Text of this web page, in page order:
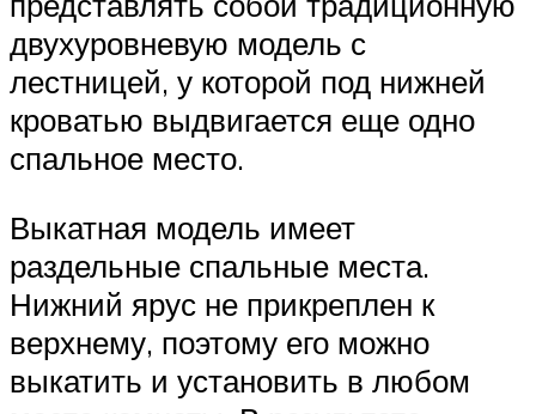
двухуровневую модель с
лестницей, у которой под нижней
кроватью выдвигается еще одно
спальное место.
Выкатная модель имеет
раздельные спальные места.
Нижний ярус не прикреплен к
верхнему, поэтому его можно
выкатить и установить в любом